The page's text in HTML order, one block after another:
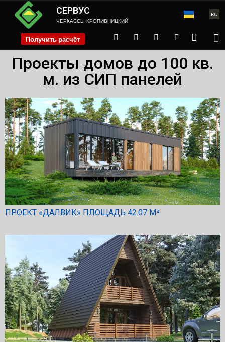
СЕРВУС
ЧЕРКАССЫ КРОПИВНИЦКИЙ
Получить расчёт phone
Проекты домов до 100 кв.
м. из СИП панелей
ПРОЕКТ «ДАЛВИК» ПЛОЩАДЬ 42.07 М²